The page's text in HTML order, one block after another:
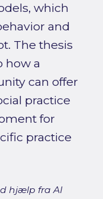
which
and
The thesis
how a
can offer
practice
for
practice
hjælp fra AI